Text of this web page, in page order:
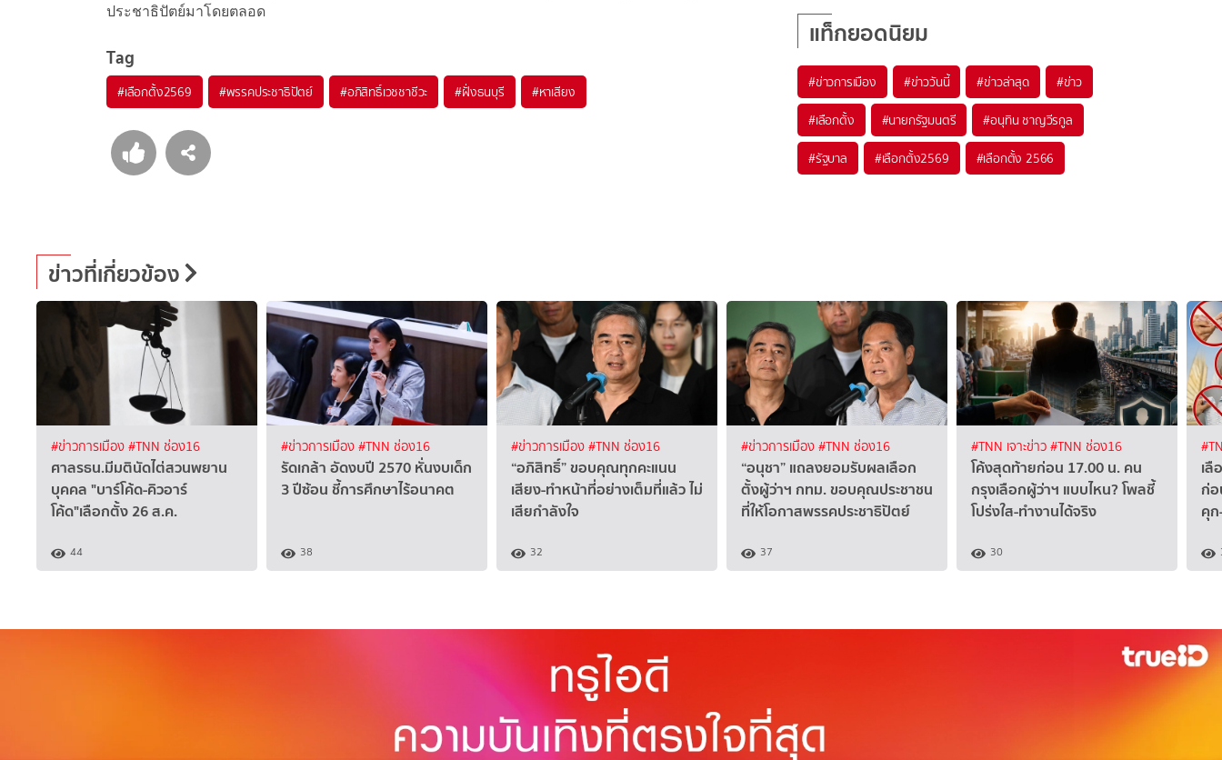
ประชาธิปัตย์มาโดยตลอด
Tag
#เลือกตั้ง2569 #พรรคประชาธิปัตย์ #อภิสิทธิ์เวชชาชีวะ #ฝั่งธนบุรี #หาเสียง
แท็กยอดนิยม
#ข่าวการเมือง #ข่าววันนี้ #ข่าวล่าสุด #ข่าว
#เลือกตั้ง #นายกรัฐมนตรี #อนุทิน ชาญวีรกูล
#รัฐบาล #เลือกตั้ง2569 #เลือกตั้ง 2566
ข่าวที่เกี่ยวข้อง
#ข่าวการเมือง#TNN ช่อง16
ศาลรธน.มีมตินัดไต่สวนพยาน
บุคคล "บาร์โค้ด-คิวอาร์
โค้ด"เลือกตั้ง 26 ส.ค.
44
#ข่าวการเมือง#TNN ช่อง16
รัดเกล้า อัดงบปี 2570 หั่นงบเด็ก
3 ปีซ้อน ชี้การศึกษาไร้อนาคต
38
#ข่าวการเมือง#TNN ช่อง16
“อภิสิทธิ์” ขอบคุณทุกคะแนน
เสียง-ทำหน้าที่อย่างเต็มที่แล้ว ไม่
เสียกำลังใจ
32
#ข่าวการเมือง#TNN ช่อง16
“อนุชา” แถลงยอมรับผลเลือก
ตั้งผู้ว่าฯ กทม. ขอบคุณประชาชน
ที่ให้โอกาสพรรคประชาธิปัตย์
37
#TNN เจาะข่าว#TNN ช่อง16
โค้งสุดท้ายก่อน 17.00 น. คน
กรุงเลือกผู้ว่าฯ แบบไหน? โพลชี้
โปร่งใส-ทำงานได้จริง
30
เ
ก่อ
คุ